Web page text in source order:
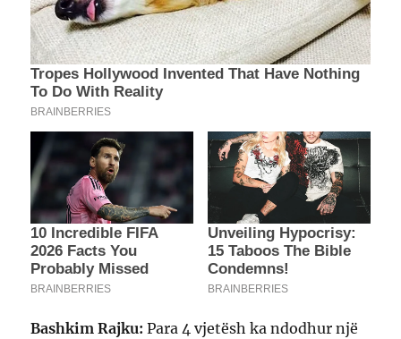
Bashkim Rajku: Para 4 vjetësh ka ndodhur një